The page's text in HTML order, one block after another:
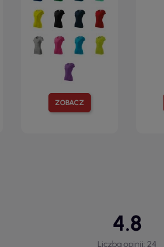
ZOBACZ
4.8
Liczba opinii: 24